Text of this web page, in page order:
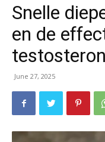
Snelle
en de
June 27, 2025